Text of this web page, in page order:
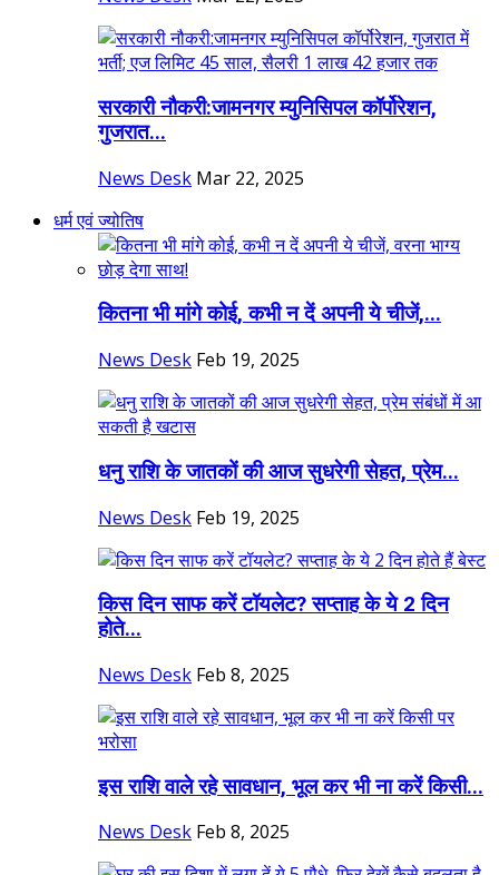
सरकारी नौकरी:जामनगर म्युनिसिपल कॉर्पोरेशन,
गुजरात...
News Desk Mar 22, 2025
धर्म एवं ज्योतिष
कितना भी मांगे कोई, कभी न दें अपनी ये चीजें,...
News Desk Feb 19, 2025
धनु राशि के जातकों की आज सुधरेगी सेहत, प्रेम...
News Desk Feb 19, 2025
किस दिन साफ करें टॉयलेट? सप्ताह के ये 2 दिन
होते...
News Desk Feb 8, 2025
इस राशि वाले रहे सावधान, भूल कर भी ना करें किसी...
News Desk Feb 8, 2025